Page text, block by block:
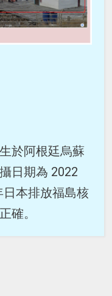
於阿根廷烏蘇
日期為 2022
日本排放福島核
確。